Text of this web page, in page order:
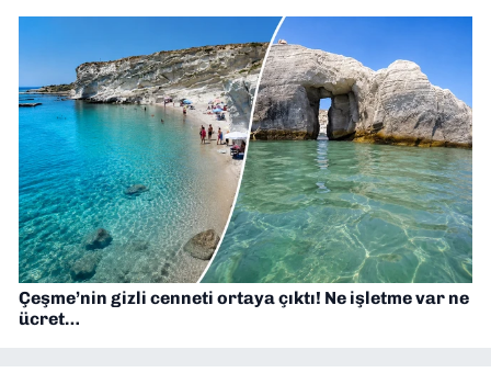
Çeşme’nin gizli cenneti ortaya çıktı! Ne işletme var ne
ücret…